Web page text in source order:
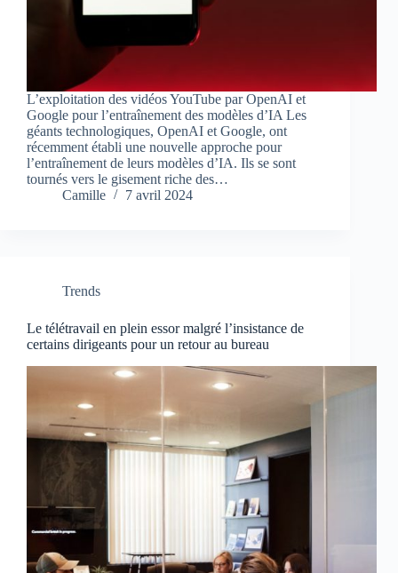
L’exploitation des vidéos YouTube par OpenAI et
Google pour l’entraînement des modèles d’IA Les
géants technologiques, OpenAI et Google, ont
récemment établi une nouvelle approche pour
l’entraînement de leurs modèles d’IA. Ils se sont
tournés vers le gisement riche des…
Camille
7 avril 2024
Trends
Le télétravail en plein essor malgré l’insistance de
certains dirigeants pour un retour au bureau